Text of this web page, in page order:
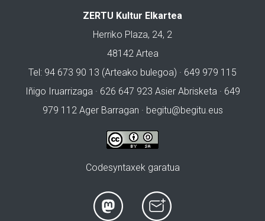
ZERTU Kultur Elkartea
Herriko Plaza, 24, 2
48142 Artea
Tel: 94 673 90 13 (Arteako bulegoa) · 649 979 115
Iñigo Iruarrizaga · 626 647 923 Asier Abrisketa · 649
979 112 Ager Barragan · begitu@begitu.eus
Codesyntaxek garatua